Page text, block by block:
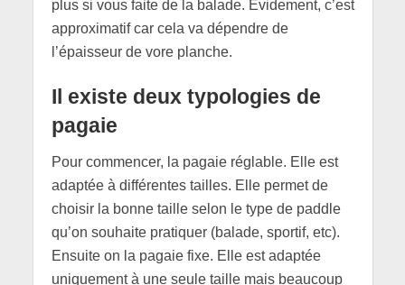
plus si vous faite de la balade. Evidement, c’est
approximatif car cela va dépendre de
l’épaisseur de vore planche.
Il existe deux typologies de
pagaie
Pour commencer, la pagaie réglable. Elle est
adaptée à différentes tailles. Elle permet de
choisir la bonne taille selon le type de paddle
qu’on souhaite pratiquer (balade, sportif, etc).
Ensuite on la pagaie fixe. Elle est adaptée
uniquement à une seule taille mais beaucoup